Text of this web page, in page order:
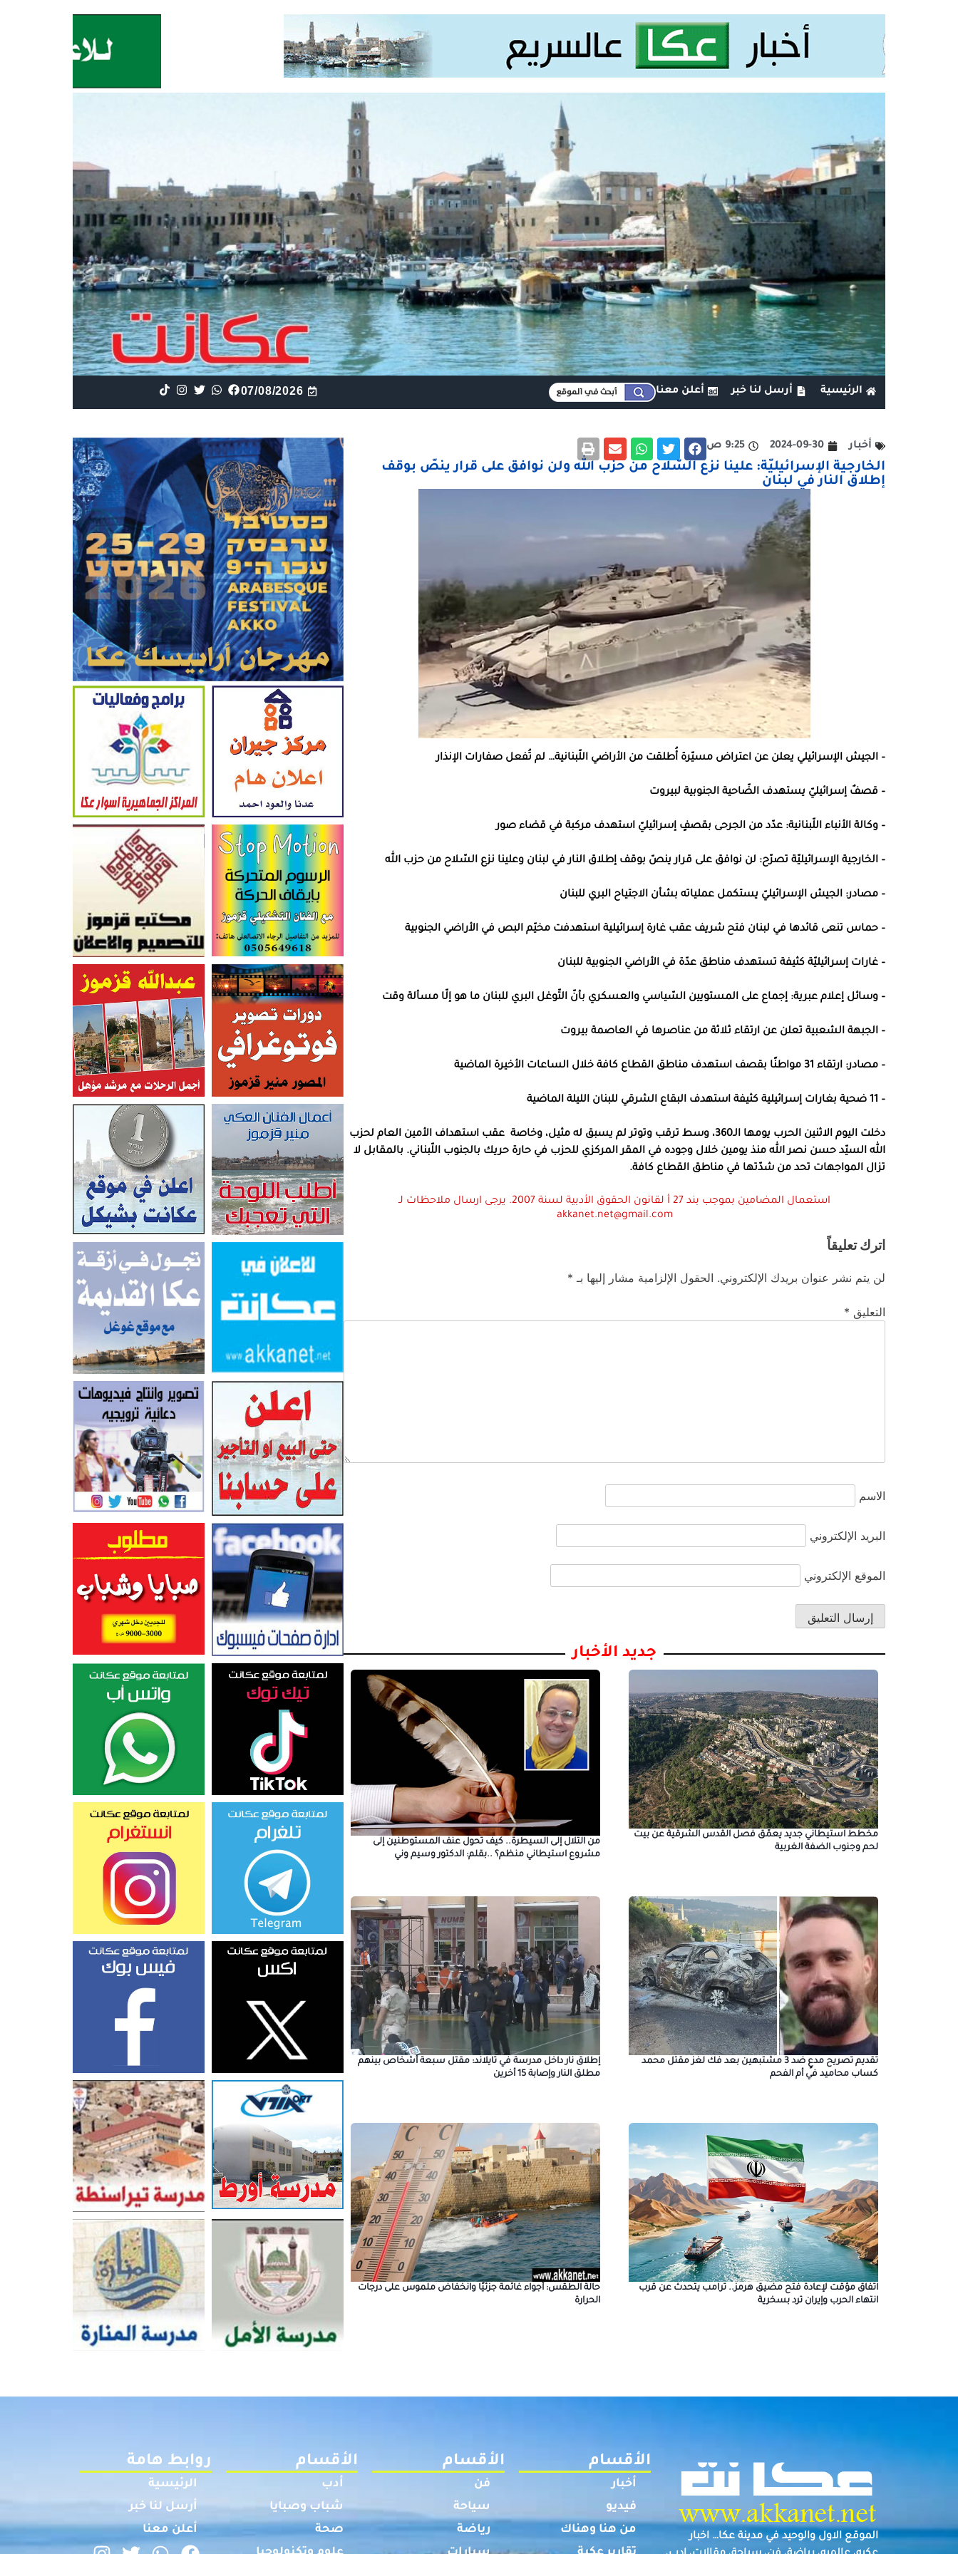
الرئيسية أرسل لنا خبر أعلن معنا 07/08/2026
أخبار 2024-09-30 9:25 ص
الخارجية الإسرائيليّة: علينا نزع السّلاح من حزب الله ولن نوافق على قرار ينصّ بوقف
إطلاق النار في لبنان
– الجيش الإسرائيلي يعلن عن اعتراض مسيّرة أُطلقت من الأراضي اللّبنانية… لم تُفعل صفارات الإنذار
– قصفٌ إسرائيليّ يستهدف الضّاحية الجنوبية لبيروت
– وكالة الأنباء اللّبنانية: عدّد من الجرحى بقصفٍ إسرائيليّ استهدف مركبة في قضاء صور
– الخارجية الإسرائيليّة تصرّح: لن نوافق على قرار ينصّ بوقف إطلاق النار في لبنان وعلينا نزع السّلاح من حزب الله
– مصادر: الجيش الإسرائيليّ يستكمل عملياته بشأن الاجتياح البري للبنان
– حماس تنعى قائدها في لبنان فتح شريف عقب غارة إسرائيلية استهدفت مخيّم البص في الأراضي الجنوبية
– غارات إسرائيليّة كثيفة تستهدف مناطق عدّة في الأراضي الجنوبية للبنان
– وسائل إعلام عبرية: إجماع على المستويين السّياسي والعسكري بأنّ التّوغل البري للبنان ما هو إلّا مسألة وقت
– الجبهة الشعبية تعلن عن ارتقاء ثلاثة من عناصرها في العاصمة بيروت
– مصادر: ارتقاء 31 مواطنًا بقصف استهدف مناطق القطاع كافة خلال الساعات الأخيرة الماضية
– 11 ضحية بغارات إسرائيلية كثيفة استهدف البقاع الشرقي للبنان الليلة الماضية
دخلت اليوم الاثنين الحرب يومها الـ360، وسط ترقب وتوتر لم يسبق له مثيل، وخاصة عقب استهداف الأمين العام لحزب
الله السيّد حسن نصر الله منذ يومين خلال وجوده في المقر المركزي للحزب في حارة حريك بالجنوب اللّبناني. بالمقابل لا
تزال المواجهات تحد من شدّتها في مناطق القطاع كافة.
استعمال المضامين بموجب بند 27 أ لقانون الحقوق الأدبية لسنة 2007. يرجى ارسال ملاحظات لـ
akkanet.net@gmail.com
اترك تعليقاً
لن يتم نشر عنوان بريدك الإلكتروني. الحقول الإلزامية مشار إليها بـ *
التعليق *
الاسم
البريد الإلكتروني
الموقع الإلكتروني
جديد الأخبار
مخطط استيطاني جديد يعمّق فصل القدس الشرقية عن بيت
لحم وجنوب الضفة الغربية
من التلال إلى السيطرة.. كيف تحول عنف المستوطنين إلى
مشروع استيطاني منظم؟ ..بقلم: الدكتور وسيم وني
تقديم تصريح مدعٍ ضد 3 مشتبهين بعد فك لغز مقتل محمد
كساب محاميد في أم الفحم
إطلاق نار داخل مدرسة في تايلاند: مقتل سبعة أشخاص بينهم
مطلق النار وإصابة 15 أخرين
اتفاق مؤقت لإعادة فتح مضيق هرمز.. ترامب يتحدث عن قرب
انتهاء الحرب وإيران ترد بسخرية
حالة الطقس: أجواء غائمة جزئيًا وانخفاض ملموس على درجات
الحرارة
الموقع الاول والوحيد في مدينة عكا… اخبار
الأقسام
أخبار
فيديو
من هنا وهناك
الأقسام
فن
سياحة
رياضة
الأقسام
أدب
شباب وصبايا
صحة
روابط هامة
الرئيسية
أرسل لنا خبر
أعلن معنا